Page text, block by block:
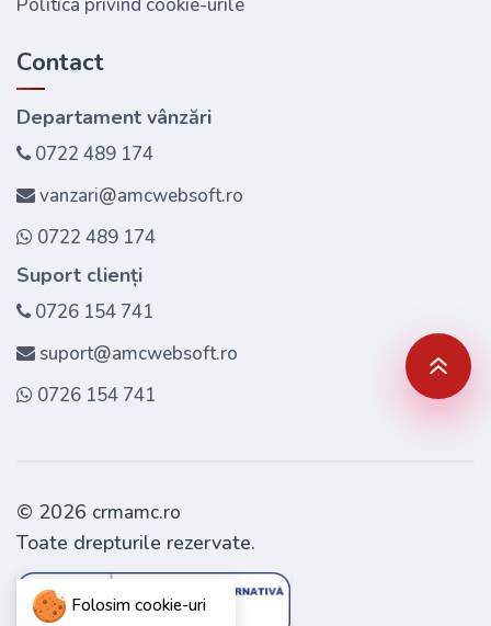
Folosim cookie-uri
Contact
Departament vânzări
0722 489 174
vanzari@amcwebsoft.ro
0722 489 174
Suport clienți
0726 154 741
suport@amcwebsoft.ro
0726 154 741
© 2026 crmamc.ro
Toate drepturile rezervate.